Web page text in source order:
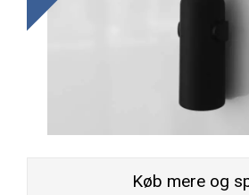
Køb mere og